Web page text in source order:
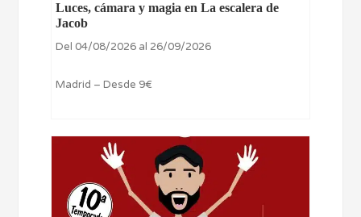
Luces, cámara y magia en La escalera de
Jacob
Del 04/08/2026 al 26/09/2026
Madrid – Desde 9€